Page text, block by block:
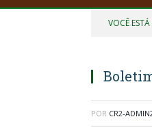
VOCÊ ESTÁ
POR CR2-